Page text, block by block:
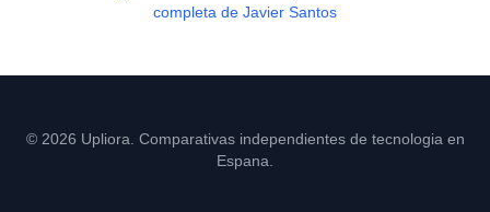
completa de Javier Santos
© 2026 Upliora. Comparativas independientes de tecnologia en
Espana.